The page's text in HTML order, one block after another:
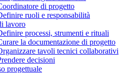
di progetto
ruoli e responsabilità
lavoro
processi, strumenti e rituali
la documentazione di progetto
tavoli tecnici collaborativi
decisioni
progettuale